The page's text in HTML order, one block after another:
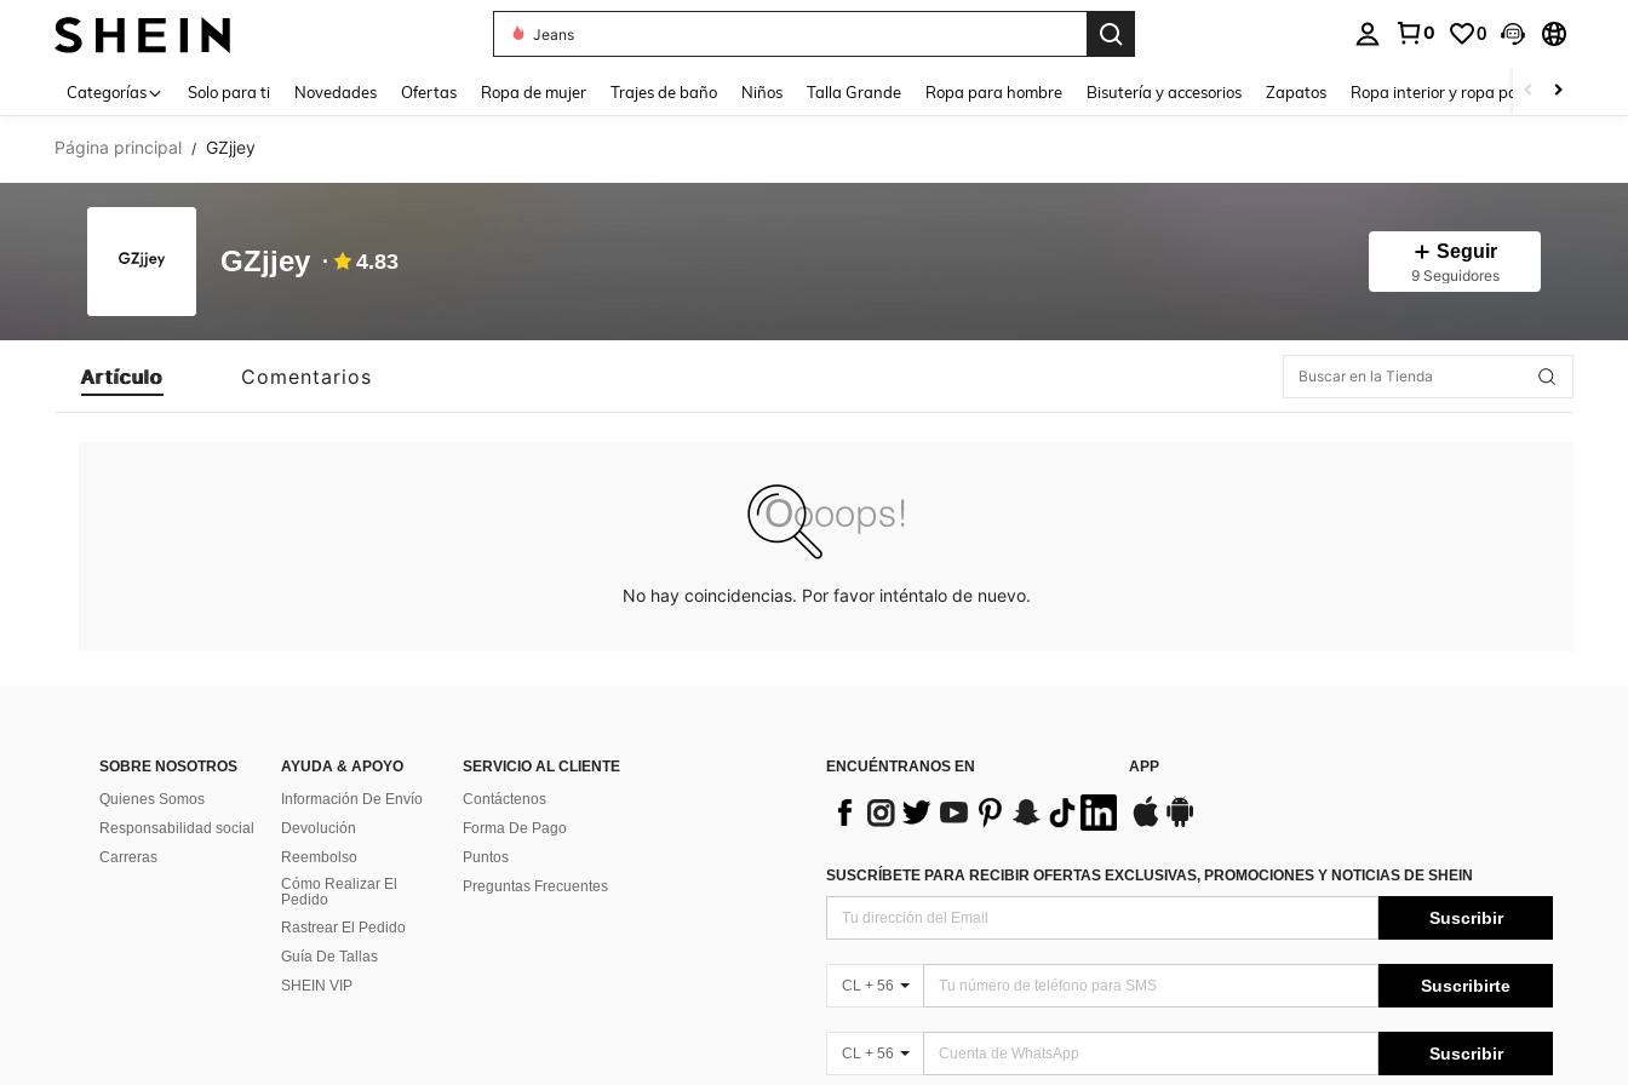
Jeans
0 0
Categorías Solo para ti Novedades Ofertas Ropa de mujer Trajes de baño Niños Talla Grande Ropa para hombre Bisutería y accesorios Zapatos Ropa interior y ropa para dormir
Página principal / GZjjey
GZjjey 4.83 Seguir
9 Seguidores
Artículo Comentarios
No hay coincidencias. Por favor inténtalo de nuevo.
SOBRE NOSOTROS
Quienes Somos
Responsabilidad social
Carreras
AYUDA & APOYO
Información De Envío
Devolución
Reembolso
Cómo Realizar El
Pedido
Rastrear El Pedido
Guía De Tallas
SHEIN VIP
SERVICIO AL CLIENTE
Contáctenos
Forma De Pago
Puntos
Preguntas Frecuentes
ENCUÉNTRANOS EN APP
SUSCRÍBETE PARA RECIBIR OFERTAS EXCLUSIVAS, PROMOCIONES Y NOTICIAS DE SHEIN
Suscribir
CL + 56 Suscribirte
CL + 56 Suscribir